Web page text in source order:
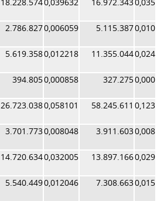
2.786.8270,006059 5.115.387
5.619.3580,012218 11.355.044
394.8050,000858 327.275
26.723.0380,058101 58.245.611
3.701.7730,008048 3.911.603
14.720.6340,032005 13.897.166
5.540.4490,012046 7.308.663